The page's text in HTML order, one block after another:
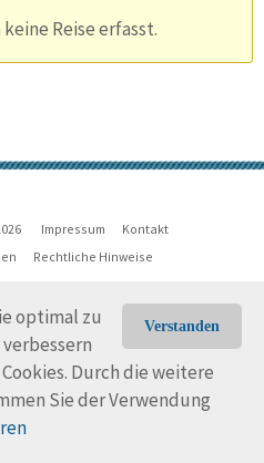
Verstanden
optimal zu
Durch die weitere
Sie der Verwendung
Reise erfasst.
Impressum
Kontakt
Rechtliche Hinweise